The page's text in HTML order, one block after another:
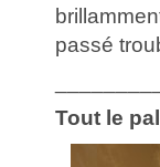
passé
Tout le